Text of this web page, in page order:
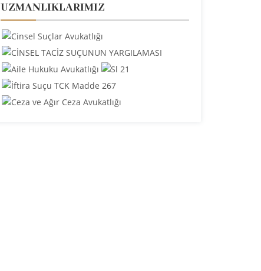
UZMANLIKLARIMIZ